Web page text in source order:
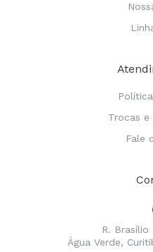
Trocas e
Fale
R.
Água Verde,